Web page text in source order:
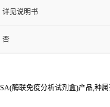
详见说明书
否
酶联免疫分析试剂盒)产品,种